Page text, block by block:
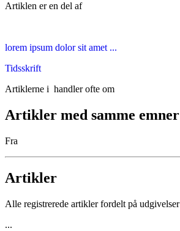
Artiklen er en del af
lorem ipsum dolor sit amet ...
Tidsskrift
Artiklerne i handler ofte om
Artikler med samme emner
Fra
Artikler
Alle registrerede artikler fordelt på udgivelser
...